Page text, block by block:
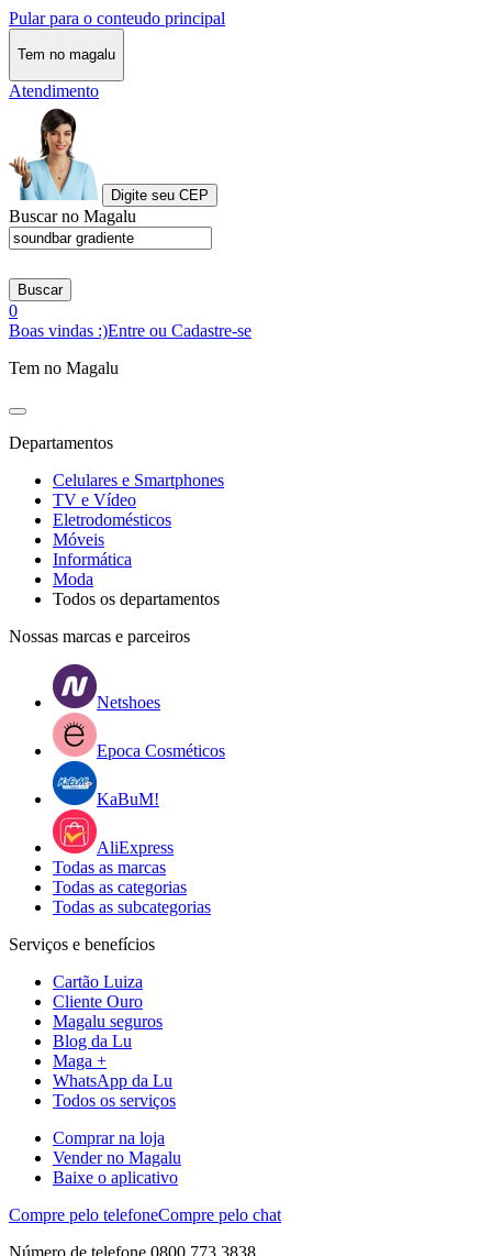
Pular para o conteudo principal
Tem no magalu
Atendimento
Digite seu CEP
Buscar no Magalu
Buscar
0
Boas vindas :)Entre ou Cadastre-se
Tem no Magalu
Departamentos
Celulares e Smartphones
TV e Vídeo
Eletrodomésticos
Móveis
Informática
Moda
Todos os departamentos
Nossas marcas e parceiros
Netshoes
Epoca Cosméticos
KaBuM!
AliExpress
Todas as marcas
Todas as categorias
Todas as subcategorias
Serviços e benefícios
Cartão Luiza
Cliente Ouro
Magalu seguros
Blog da Lu
Maga +
WhatsApp da Lu
Todos os serviços
Comprar na loja
Vender no Magalu
Baixe o aplicativo
Compre pelo telefoneCompre pelo chat
Número de telefone 0800 773 3838